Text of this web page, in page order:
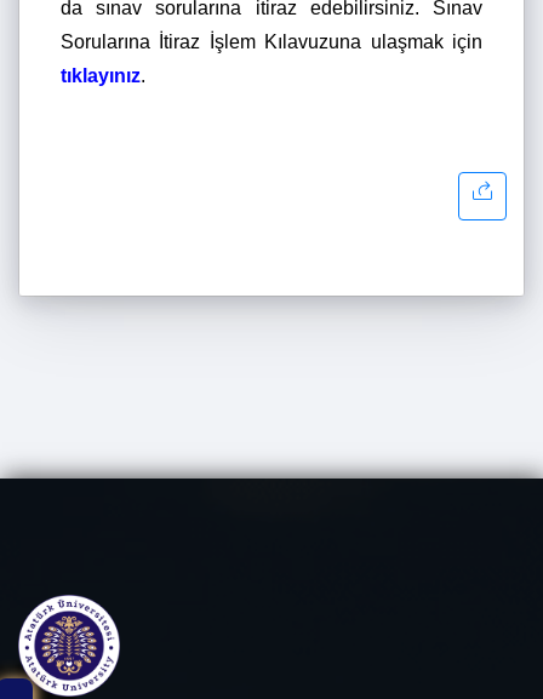
da sınav sorularına itiraz edebilirsiniz. Sınav
Sorularına İtiraz İşlem Kılavuzuna ulaşmak için
tıklayınız.